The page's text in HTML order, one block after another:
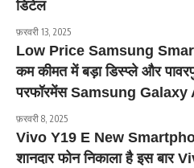
डिटेल
फ़रवरी 13, 2025
Low Price Samsung
कम कीमत में बड़ा डिस्प्ले और
परफॉरमेंस Samsung Galaxy
फ़रवरी 8, 2025
Vivo Y19 E New
शानदार फोन निकाला है इस बार